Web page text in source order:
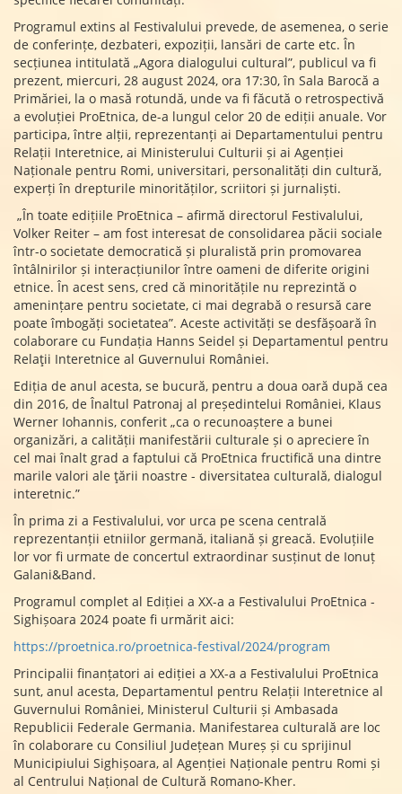
Programul extins al Festivalului prevede, de asemenea, o serie
de conferințe, dezbateri, expoziții, lansări de carte etc. În
secțiunea intitulată „Agora dialogului cultural”, publicul va fi
prezent, miercuri, 28 august 2024, ora 17:30, în Sala Barocă a
Primăriei, la o masă rotundă, unde va fi făcută o retrospectivă
a evoluției ProEtnica, de-a lungul celor 20 de ediții anuale. Vor
participa, între alții, reprezentanți ai Departamentului pentru
Relații Interetnice, ai Ministerului Culturii și ai Agenției
Naționale pentru Romi, universitari, personalități din cultură,
experți în drepturile minorităților, scriitori și jurnaliști.
„În toate edițiile ProEtnica – afirmă directorul Festivalului,
Volker Reiter – am fost interesat de consolidarea păcii sociale
într-o societate democratică și pluralistă prin promovarea
întâlnirilor și interacțiunilor între oameni de diferite origini
etnice. În acest sens, cred că minoritățile nu reprezintă o
amenințare pentru societate, ci mai degrabă o resursă care
poate îmbogăți societatea”. Aceste activități se desfășoară în
colaborare cu Fundația Hanns Seidel și Departamentul pentru
Relaţii Interetnice al Guvernului României.
Ediția de anul acesta, se bucură, pentru a doua oară după cea
din 2016, de Înaltul Patronaj al președintelui României, Klaus
Werner Iohannis, conferit „ca o recunoaștere a bunei
organizări, a calității manifestării culturale și o apreciere în
cel mai înalt grad a faptului că ProEtnica fructifică una dintre
marile valori ale ţării noastre - diversitatea culturală, dialogul
interetnic.”
În prima zi a Festivalului, vor urca pe scena centrală
reprezentanții etniilor germană, italiană și greacă. Evoluțiile
lor vor fi urmate de concertul extraordinar susținut de Ionuț
Galani&Band.
Programul complet al Ediției a XX-a a Festivalului ProEtnica -
Sighișoara 2024 poate fi urmărit aici:
https://proetnica.ro/proetnica-festival/2024/program
Principalii finanțatori ai ediției a XX-a a Festivalului ProEtnica
sunt, anul acesta, Departamentul pentru Relații Interetnice al
Guvernului României, Ministerul Culturii și Ambasada
Republicii Federale Germania. Manifestarea culturală are loc
în colaborare cu Consiliul Județean Mureș și cu sprijinul
Municipiului Sighișoara, al Agenției Naționale pentru Romi și
al Centrului Național de Cultură Romano-Kher.